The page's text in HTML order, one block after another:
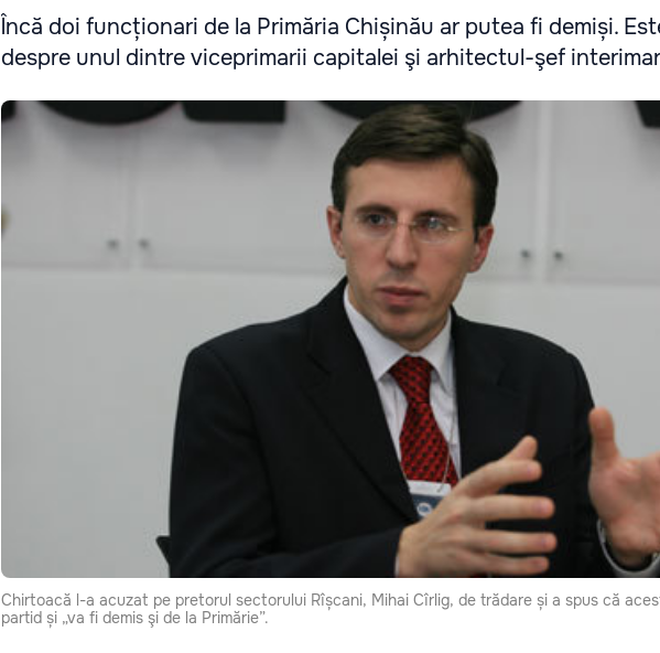
Încă doi funcționari de la Primăria Chișinău ar putea fi demiși.
despre unul dintre viceprimarii capitalei şi arhitectul-şef
Chirtoacă l-a acuzat pe pretorul sectorului Rîșcani, Mihai Cîrlig, de trădare și a spus că
partid și „va fi demis şi de la Primărie”.